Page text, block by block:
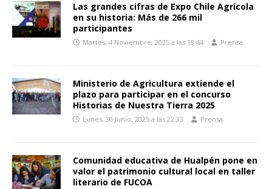
Las grandes cifras de Expo Chile Agrícola
en su historia: Más de 266 mil
participantes
Martes, 4 Noviembre, 2025 a las 18:44 Prensa
Ministerio de Agricultura extiende el
plazo para participar en el concurso
Historias de Nuestra Tierra 2025
Lunes, 30 Junio, 2025 a las 22:33 Prensa
Comunidad educativa de Hualpén pone en
valor el patrimonio cultural local en taller
literario de FUCOA